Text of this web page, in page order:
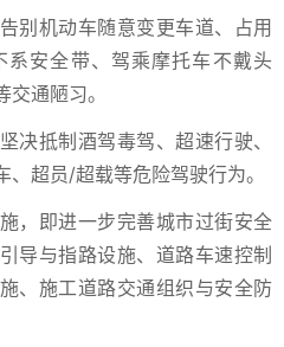
别机动车随意变更车道、占用
安全带、驾乘摩托车不戴头
通陋习。
决抵制酒驾毒驾、超速行驶、
超员/超载等危险驾驶行为。
，即进一步完善城市过街安全
导与指路设施、道路车速控制
、施工道路交通组织与安全防